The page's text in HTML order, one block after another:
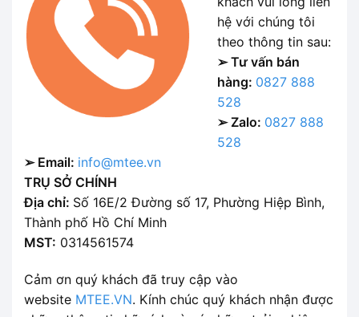
hệ với chúng tôi
theo thông tin sau:
➢ Tư vấn bán
hàng: 0827 888
528
➢ Zalo: 0827 888
528
➢ Email: info@mtee.vn
TRỤ SỞ CHÍNH
Địa chỉ: Số 16E/2 Đường số 17, Phường Hiệp Bình,
Thành phố Hồ Chí Minh
MST: 0314561574
Cảm ơn quý khách đã truy cập vào
website MTEE.VN. Kính chúc quý khách nhận được